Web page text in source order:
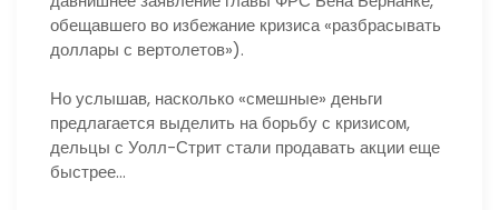
обещавшего во избежание кризиса «разбрасывать
доллары с вертолетов»).
Но услышав, насколько «смешные» деньги
предлагается выделить на борьбу с кризисом,
дельцы с Уолл-Стрит стали продавать акции еще
быстрее…